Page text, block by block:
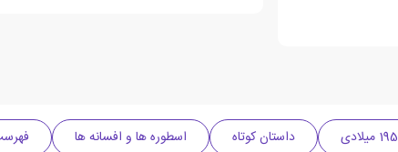
داستان کوتاه اسطوره ها و افسانه ها